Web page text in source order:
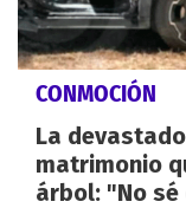
CONMOCIÓN
La
matrimonio
árbol: "No